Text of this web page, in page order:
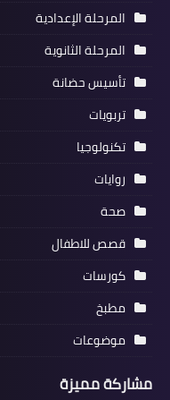
المرحلة الإعدادية
المرحلة الثانوية
تأسيس حضانة
تربويات
تكنولوجيا
روايات
صحة
قصص للاطفال
كورسات
مطبخ
موضوعات
مشاركة مميزة